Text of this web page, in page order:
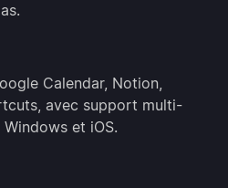
Calendar, Notion,
avec support multi-
et iOS.